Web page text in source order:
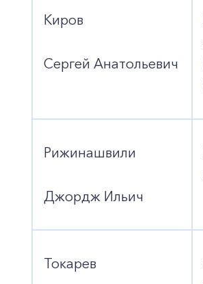
Киров
Сергей Анатольевич
Рижинашвили
Джордж Ильич
Токарев